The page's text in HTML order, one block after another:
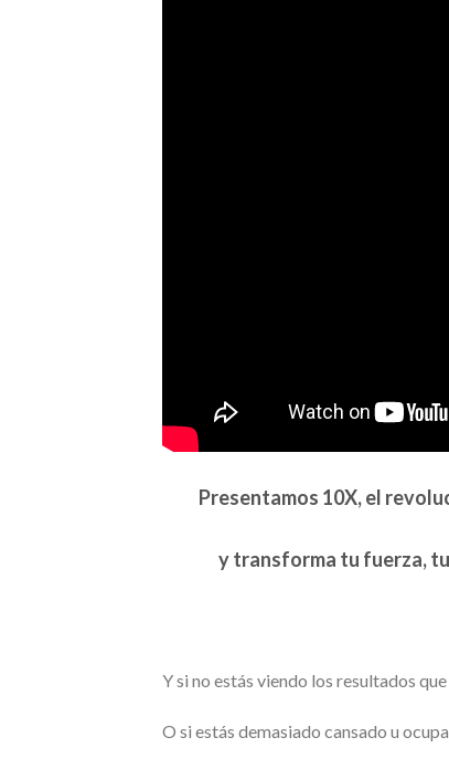
Presentamos 10X, el
y transforma tu fuerza,
Y si no estás viendo los resultados
O si estás demasiado cansado u